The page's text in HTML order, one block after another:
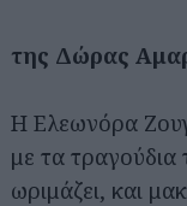
της Δώρας
Η Ελεωνόρα
με τα
ωριμάζει, και